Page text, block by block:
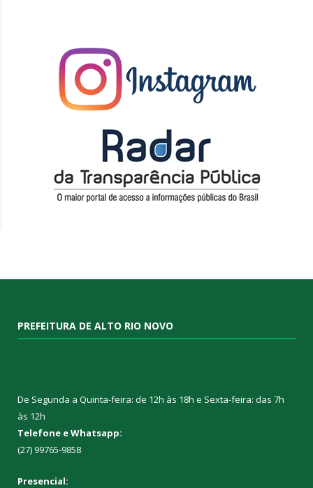
PREFEITURA DE ALTO RIO NOVO
De Segunda a Quinta-feira: de 12h às 18h e Sexta-feira: das 7h
às 12h
Telefone e Whatsapp:
(27) 99765-9858
Presencial: